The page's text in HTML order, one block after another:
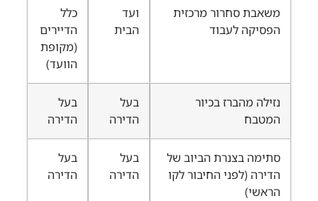
משאבת סחרור מרכזית
הפסיקה לעבוד
ועד
הבית
כלל
הדיירים
(מקופת
הוועד)
נזילה מהברז בכיור
המטבח
בעל
הדירה
בעל
הדירה
סתימה בצנרת הביוב של
הדירה (לפני החיבור לקו
הראשי)
בעל
הדירה
בעל
הדירה